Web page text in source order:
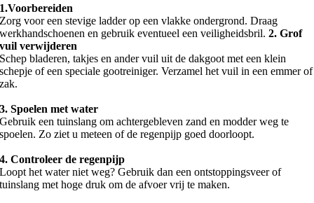
1.Voorbereiden
Zorg voor een stevige ladder op een vlakke ondergrond. Draag
werkhandschoenen en gebruik eventueel een veiligheidsbril.2. Grof
vuil verwijderen
Schep bladeren, takjes en ander vuil uit de dakgoot met een klein
schepje of een speciale gootreiniger. Verzamel het vuil in een emmer of
zak.
3. Spoelen met water
Gebruik een tuinslang om achtergebleven zand en modder weg te
spoelen. Zo ziet u meteen of de regenpijp goed doorloopt.
4. Controleer de regenpijp
Loopt het water niet weg? Gebruik dan een ontstoppingsveer of
tuinslang met hoge druk om de afvoer vrij te maken.